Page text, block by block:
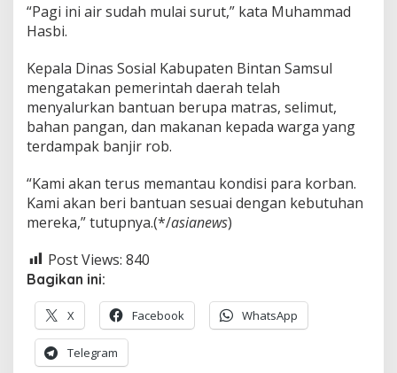
“Pagi ini air sudah mulai surut,” kata Muhammad
Hasbi.
Kepala Dinas Sosial Kabupaten Bintan Samsul
mengatakan pemerintah daerah telah
menyalurkan bantuan berupa matras, selimut,
bahan pangan, dan makanan kepada warga yang
terdampak banjir rob.
“Kami akan terus memantau kondisi para korban.
Kami akan beri bantuan sesuai dengan kebutuhan
mereka,” tutupnya.(*/asianews)
Post Views: 840
Bagikan ini:
X Facebook WhatsApp
Telegram